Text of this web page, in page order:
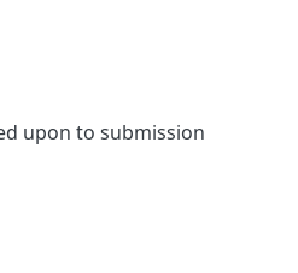
upon to submission